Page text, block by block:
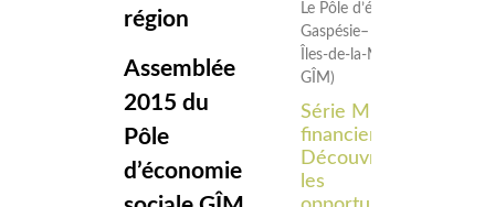
région
Assemblée
2015 du
Pôle
d’économie
Le Pôle d’économie sociale
Gaspésie–
Îles‑de‑la‑Madeleine (Pôle
GÎM)
Série Midi
financier –
Découvrir
les